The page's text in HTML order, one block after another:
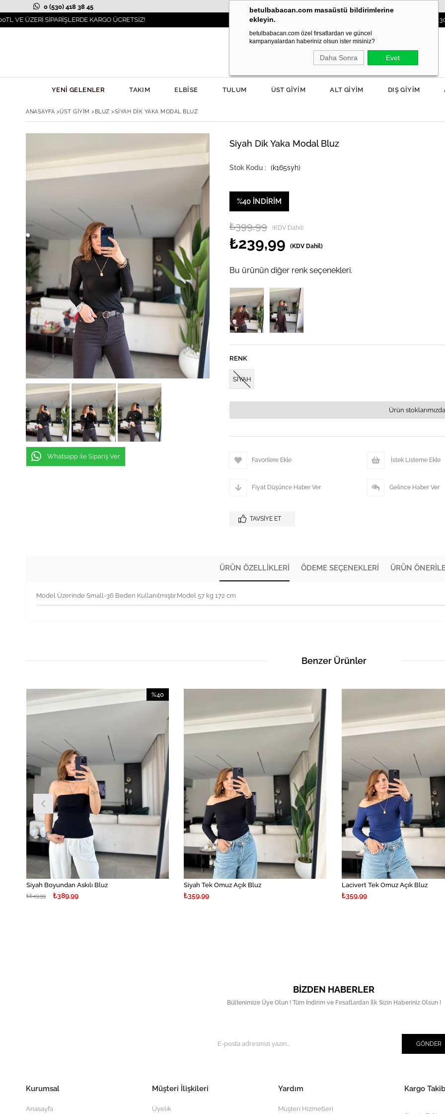
0 (530) 418 38 45
SİPARİŞLERDE KARGO ÜCRETSİZ!
İLKBAHAR MODASI YANIBAŞINIZDA! 3000TL VE
betulbabacan.com masaüstü bildirimlerine
ekleyin.
betulbabacan.com özel fırsatlardan ve güncel
kampanyalardan haberiniz olsun ister misiniz?
Daha Sonra Evet
YENİ GELENLER TAKIM ELBİSE TULUM ÜST GİYİM ALT GİYİM DIŞ GİYİM
ANASAYFA >ÜST GİYİM > BLUZ >SIYAH DIK YAKA MODAL BLUZ
Whatsapp ile Sipariş Ver
Siyah Dik Yaka Modal Bluz
(k165syh)
%40 İNDIRIM
₺399,99 (KDV Dahil)
₺239,99 (KDV Dahil)
Bu ürünün diğer renk seçenekleri.
Tükendi Tükendi
RENK
SİYAH
Ürün
Favorilere Ekle İstek Listeme Ekle
Fiyat Düşünce Haber Ver Gelince Haber Ver
TAVSIYE ET
ÜRÜN ÖZELLIKLERI ÖDEME SEÇENEKLERI ÜRÜN
Model Üzerinde Small-36 Beden Kullanılmıştır.Model 57 kg 172 cm
Benzer Ürünler
Siyah Boyundan Askılı Bluz
₺389,99
₺649,99
%40
%40İndirim
Siyah Tek Omuz Açık Bluz
₺359,99
Lacivert Tek Omuz Açık Bluz
₺359,99
BIZDEN HABERLER
Bültenimize Üye Olun ! Tüm İndirim ve Fırsatlardan İlk Sizin Haberiniz Olsun !
GÖNDER
Kurumsal
Anasayfa
Müşteri İlişkileri
Üyelik
Yardım
Müşteri Hizmetleri
Kargo